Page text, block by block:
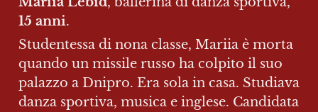
15 anni.
Studentessa di nona classe, Mariia è morta
quando un missile russo ha colpito il suo
palazzo a Dnipro. Era sola in casa. Studiava
danza sportiva, musica e inglese. Candidata